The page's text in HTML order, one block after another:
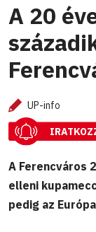
A 20
UP-info
A Ferencváros
elleni
pedig az